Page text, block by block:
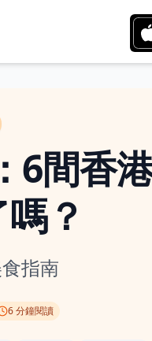
6間香
？
指南
6分鐘閱讀